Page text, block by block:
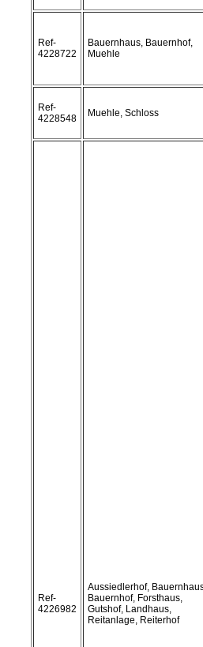
Ref-
4228722
Bauernhaus, Bauernhof,
Muehle
Ref-
4228548
Muehle, Schloss
Ref-
4226982
Aussiedlerhof,
Bauernhof, Forsthaus,
Gutshof, Landhaus,
Reitanlage, Reiterhof